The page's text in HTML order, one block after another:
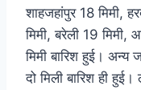
शाहजहांपुर 18 मिमी,
मिमी, बरेली 19 मिमी,
मिमी बारिश हुई। अन्य
दो मिली बारिश ही